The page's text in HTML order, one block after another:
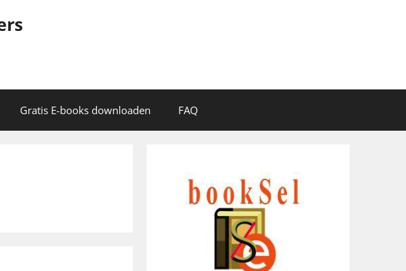
Gratis E-books downloaden FAQ